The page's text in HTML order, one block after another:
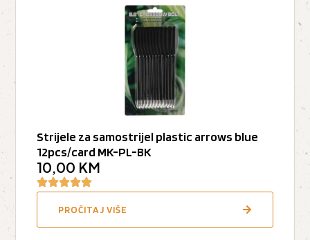
Strijele za samostrijel plastic arrows blue
12pcs/card MK-PL-BK
10,00 KM
PROČITAJ VIŠE